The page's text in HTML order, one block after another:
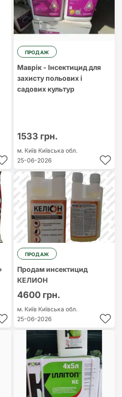
ПРОДАЖ
Маврік - Інсектицид для
захисту польових і
садових культур
1533 грн.
м. Київ Київська обл.
25-06-2026
ПРОДАЖ
Продам инсектицид
КЕЛИОН
4600 грн.
м. Київ Київська обл.
25-06-2026